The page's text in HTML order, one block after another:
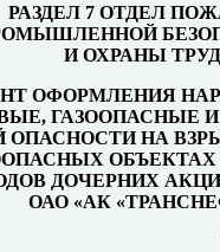
РАЗДЕЛ 7 ОТДЕЛ
И ОХРАНЫ
ОФОРМЛЕНИЯ
ГАЗООПАСНЫЕ
НА
ДОЧЕРНИХ
ОАО «АК